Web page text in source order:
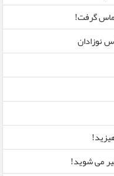
گرفت!
نوزادان
می شوید!